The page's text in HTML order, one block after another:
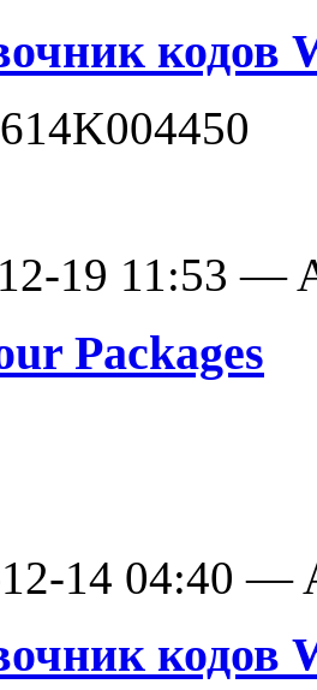
кодов
19 11:53 —
Packages
14 04:40 —
кодов